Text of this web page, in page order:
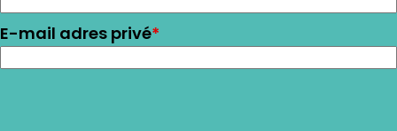
E-mail adres privé*